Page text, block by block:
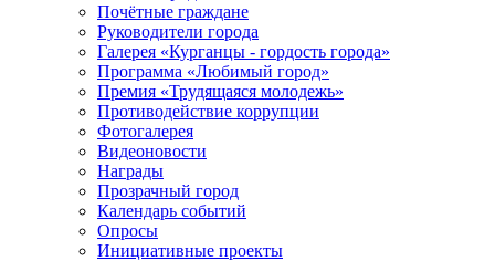
Почётные граждане
Руководители города
Галерея «Курганцы - гордость города»
Программа «Любимый город»
Премия «Трудящаяся молодежь»
Противодействие коррупции
Фотогалерея
Видеоновости
Награды
Прозрачный город
Календарь событий
Опросы
Инициативные проекты